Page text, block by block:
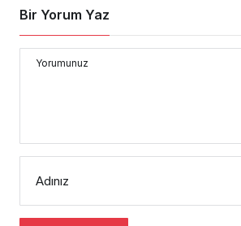
Bir Yorum Yaz
Yorumunuz
Adınız